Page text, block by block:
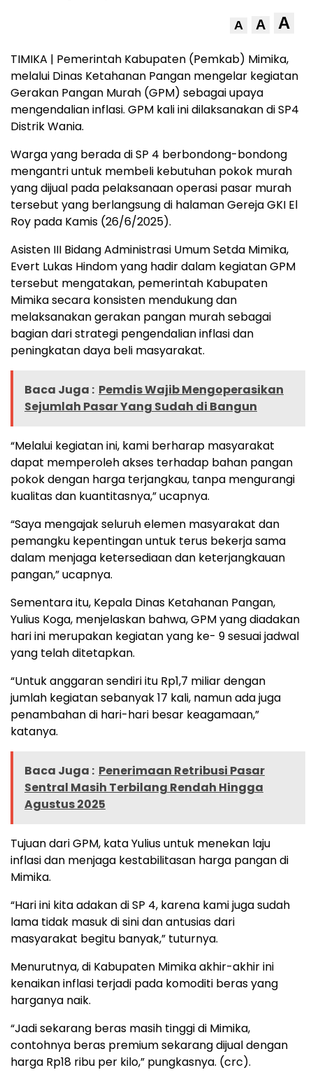
A A A
TIMIKA | Pemerintah Kabupaten (Pemkab) Mimika,
melalui Dinas Ketahanan Pangan mengelar kegiatan
Gerakan Pangan Murah (GPM) sebagai upaya
mengendalian inflasi. GPM kali ini dilaksanakan di SP4
Distrik Wania.
Warga yang berada di SP 4 berbondong-bondong
mengantri untuk membeli kebutuhan pokok murah
yang dijual pada pelaksanaan operasi pasar murah
tersebut yang berlangsung di halaman Gereja GKI El
Roy pada Kamis (26/6/2025).
Asisten III Bidang Administrasi Umum Setda Mimika,
Evert Lukas Hindom yang hadir dalam kegiatan GPM
tersebut mengatakan, pemerintah Kabupaten
Mimika secara konsisten mendukung dan
melaksanakan gerakan pangan murah sebagai
bagian dari strategi pengendalian inflasi dan
peningkatan daya beli masyarakat.
Baca Juga : Pemdis Wajib Mengoperasikan
Sejumlah Pasar Yang Sudah di Bangun
“Melalui kegiatan ini, kami berharap masyarakat
dapat memperoleh akses terhadap bahan pangan
pokok dengan harga terjangkau, tanpa mengurangi
kualitas dan kuantitasnya,” ucapnya.
“Saya mengajak seluruh elemen masyarakat dan
pemangku kepentingan untuk terus bekerja sama
dalam menjaga ketersediaan dan keterjangkauan
pangan,” ucapnya.
Sementara itu, Kepala Dinas Ketahanan Pangan,
Yulius Koga, menjelaskan bahwa, GPM yang diadakan
hari ini merupakan kegiatan yang ke- 9 sesuai jadwal
yang telah ditetapkan.
“Untuk anggaran sendiri itu Rp1,7 miliar dengan
jumlah kegiatan sebanyak 17 kali, namun ada juga
penambahan di hari-hari besar keagamaan,”
katanya.
Baca Juga : Penerimaan Retribusi Pasar
Sentral Masih Terbilang Rendah Hingga
Agustus 2025
Tujuan dari GPM, kata Yulius untuk menekan laju
inflasi dan menjaga kestabilitasan harga pangan di
Mimika.
“Hari ini kita adakan di SP 4, karena kami juga sudah
lama tidak masuk di sini dan antusias dari
masyarakat begitu banyak,” tuturnya.
Menurutnya, di Kabupaten Mimika akhir-akhir ini
kenaikan inflasi terjadi pada komoditi beras yang
harganya naik.
“Jadi sekarang beras masih tinggi di Mimika,
contohnya beras premium sekarang dijual dengan
harga Rp18 ribu per kilo,” pungkasnya. (crc).